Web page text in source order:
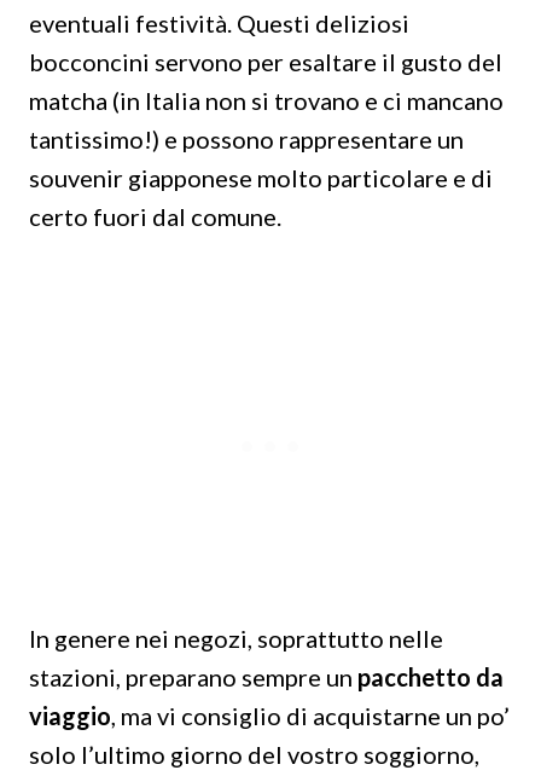
eventuali festività. Questi deliziosi
bocconcini servono per esaltare il gusto del
matcha (in Italia non si trovano e ci mancano
tantissimo!) e possono rappresentare un
souvenir giapponese molto particolare e di
certo fuori dal comune.
In genere nei negozi, soprattutto nelle
stazioni, preparano sempre un pacchetto da
viaggio, ma vi consiglio di acquistarne un po’
solo l’ultimo giorno del vostro soggiorno,